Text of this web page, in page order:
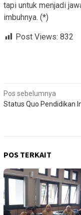
tapi untuk menjadi
imbuhnya. (*)
Post Views: 832
Navigasi
pos
Pos sebelumnya
Status Quo Pendidikan
POS TERKAIT